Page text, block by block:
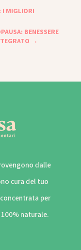
I MIGLIORI
BENESSERE
→
dalle
cura del tuo
per
naturale.